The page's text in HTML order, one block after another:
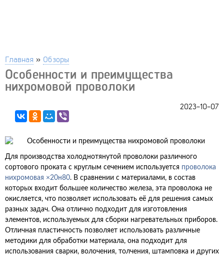
Главная » Обзоры
Особенности и преимущества
нихромовой проволоки
2023-10-07
Для производства холоднотянутой проволоки различного
сортового проката с круглым сечением используется проволока
нихромовая ×20н80. В сравнении с материалами, в состав
которых входит большее количество железа, эта проволока не
окисляется, что позволяет использовать её для решения самых
разных задач. Она отлично подходит для изготовления
элементов, используемых для сборки нагревательных приборов.
Отличная пластичность позволяет использовать различные
методики для обработки материала, она подходит для
использования сварки, волочения, толчения, штамповка и других